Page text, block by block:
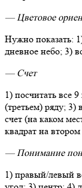
— Цветовое
Нужно показать:
дневное небо; 3)
— Счет
1) посчитать все
(третьем) ряду; 3)
счет (на каком
квадрат на
— Понимание
1) правый/левый